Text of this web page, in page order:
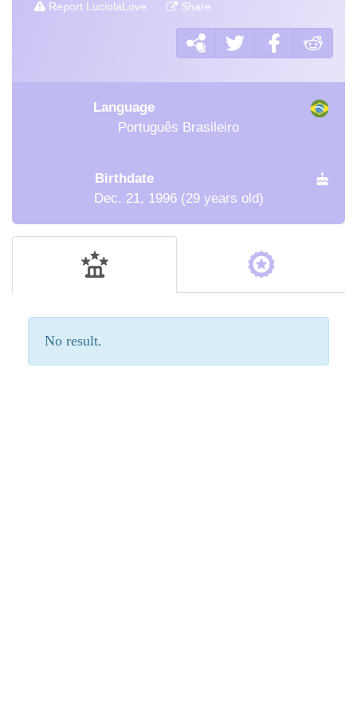
Report LuciolaLove Share
Language
Português Brasileiro
Birthdate
Dec. 21, 1996 (29 years old)
No result.